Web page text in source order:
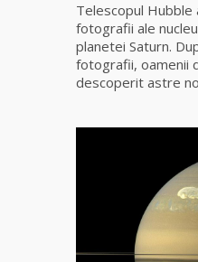
Telescopul Hubble
fotografii ale
planetei Saturn.
fotografii, oamenii
descoperit astre